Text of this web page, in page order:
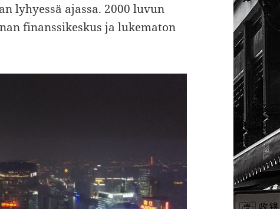
lyhyessä ajassa. 2000 luvun
finanssikeskus ja lukematon